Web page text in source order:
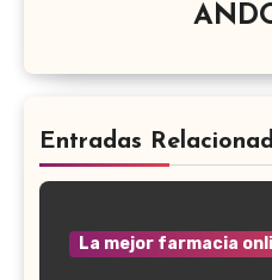
Entradas
La mejor farmacia